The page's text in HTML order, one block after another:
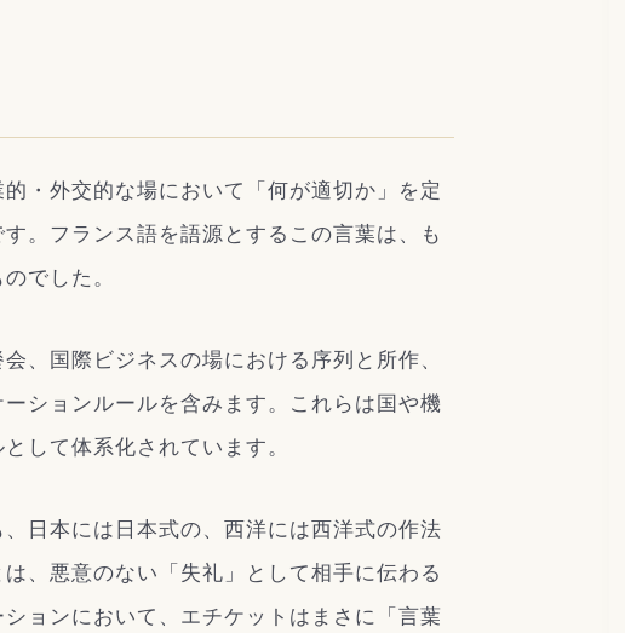
・外交的な場において「何が適切か」を定
。フランス語を語源とするこの言葉は、も
でした。
、国際ビジネスの場における序列と所作、
ションルールを含みます。これらは国や機
して体系化されています。
日本には日本式の、西洋には西洋式の作法
、悪意のない「失礼」として相手に伝わる
ョンにおいて、エチケットはまさに「言葉